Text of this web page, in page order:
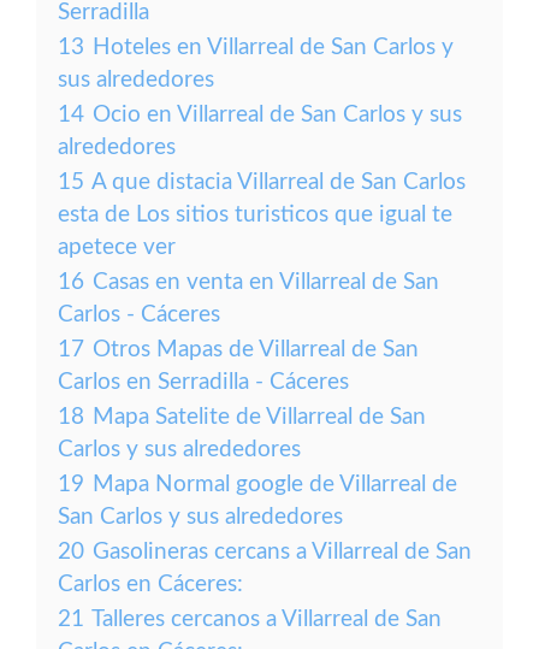
Serradilla
13 Hoteles en Villarreal de San Carlos y
sus alrededores
14 Ocio en Villarreal de San Carlos y sus
alrededores
15 A que distacia Villarreal de San Carlos
esta de Los sitios turisticos que igual te
apetece ver
16 Casas en venta en Villarreal de San
Carlos - Cáceres
17 Otros Mapas de Villarreal de San
Carlos en Serradilla - Cáceres
18 Mapa Satelite de Villarreal de San
Carlos y sus alrededores
19 Mapa Normal google de Villarreal de
San Carlos y sus alrededores
20 Gasolineras cercans a Villarreal de San
Carlos en Cáceres:
21 Talleres cercanos a Villarreal de San